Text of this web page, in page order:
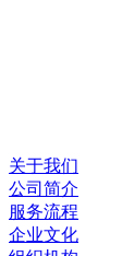
关于我们
公司简介
服务流程
企业文化